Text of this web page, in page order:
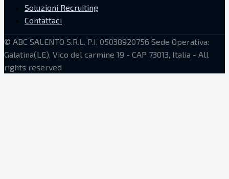
Soluzioni Recruiting
Contattaci
© ABC SALENTO S.R.L. P.I. 05038920756 Sede Operativa:
Galatina(LE), Vico del carmine 19 - CAP 73013, Italia - All
rights reserved